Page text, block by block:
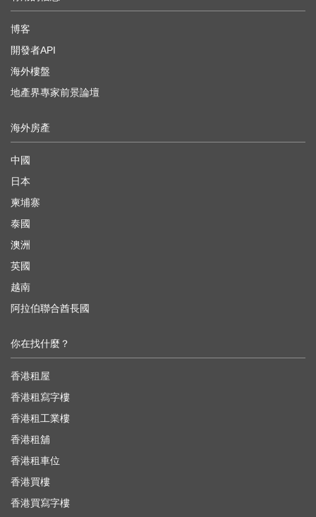
博客
開發者API
海外樓盤
地產界專家前景論壇
海外房產
中國
日本
柬埔寨
泰國
澳洲
英國
越南
阿拉伯聯合酋長國
你在找什麼？
香港租屋
香港租寫字樓
香港租工業樓
香港租舖
香港租車位
香港買樓
香港買寫字樓